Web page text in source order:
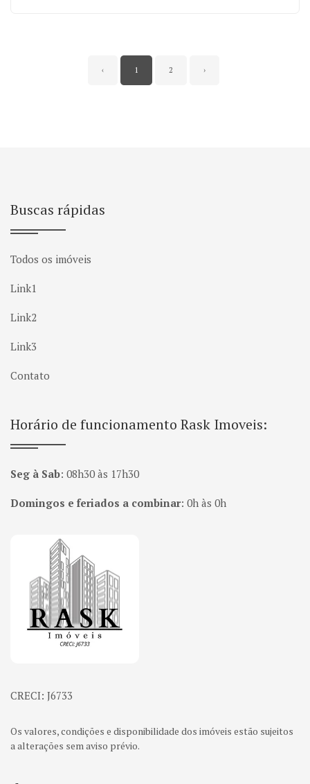
‹ 1 2 ›
Buscas rápidas
Todos os imóveis
Link1
Link2
Link3
Contato
Horário de funcionamento Rask Imoveis:
Seg à Sab: 08h30 às 17h30
Domingos e feriados a combinar: 0h às 0h
Página inicial
CRECI: J6733
Os valores, condições e disponibilidade dos imóveis estão sujeitos
a alterações sem aviso prévio.